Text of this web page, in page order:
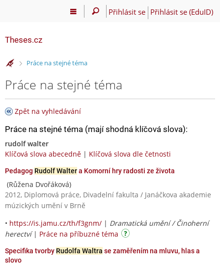
Přihlásit se Přihlásit se (EduID)
Theses.cz
>Práce na stejné téma
Práce na stejné téma
Zpět na vyhledávání
Práce na stejné téma (mají shodná klíčová slova):
rudolf walter
Klíčová slova abecedně | Klíčová slova dle četnosti
Pedagog Rudolf Waltera Komorní hry radosti ze života
(Růžena Dvořáková)
2012, Diplomová práce, Divadelní fakulta / Janáčkova akademie
múzických umění v Brně
• https://is.jamu.cz/th/f3gnm/ | Dramatická umění / Činoherní
herectví| Práce na příbuzné téma
Specifika tvorby Rudolfa Waltra se zaměřením na mluvu, hlas a
slovo